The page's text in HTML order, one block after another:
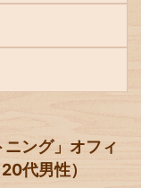
ニング」オフィ
代男性）